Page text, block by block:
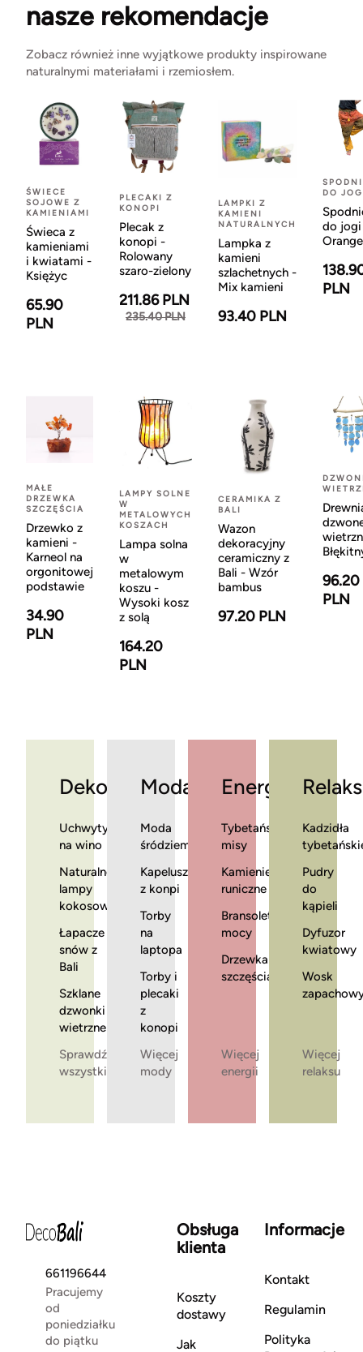
nasze rekomendacje
Zobacz również inne wyjątkowe produkty inspirowane
naturalnymi materiałami i rzemiosłem.
ŚWIECE
SOJOWE Z
KAMIENIAMI
Świeca z
kamieniami
i kwiatami -
Księżyc
65.90
PLN
PLECAKI Z
KONOPI
Plecak z
konopi -
Rolowany
szaro-zielony
211.86 PLN
235.40 PLN
LAMPKI Z
KAMIENI
NATURALNYCH
Lampka z
kamieni
szlachetnych -
Mix kamieni
93.40 PLN
DO
do
Orange
PLN
MAŁE
DRZEWKA
SZCZĘŚCIA
Drzewko z
kamieni -
Karneol na
orgonitowej
podstawie
34.90
PLN
LAMPY SOLNE
W
METALOWYCH
KOSZACH
Lampa solna
w
metalowym
koszu -
Wysoki kosz
z solą
164.20
PLN
CERAMIKA Z
BALI
Wazon
dekoracyjny
ceramiczny z
Bali - Wzór
bambus
97.20 PLN
96.20
PLN
Dekoracje
Uchwyty
na wino
Naturalne
lampy
kokosowe
Łapacze
snów z
Bali
Szklane
dzwonki
wietrzne
Sprawdź
wszystkie
Moda
Moda
śródziemnomorska
Kapelusze
z konpi
Torby
na
laptopa
Torby i
plecaki
z
konopi
Więcej
mody
Energia
Tybetańskie
misy
Kamienie
runiczne
Bransoletki
mocy
Drzewka
szczęścia
Więcej
energii
Relaks
Kadzidła
Pudry
do
kąpieli
Dyfuzor
kwiatowy
Wosk
Więcej
relaksu
661196644
Pracujemy
od
poniedziałku
do piątku
Obsługa
klienta
Koszty
dostawy
Jak
Informacje
Kontakt
Regulamin
Polityka